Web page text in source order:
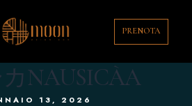
PRENOTA
NAUSICÀA
13, 2026